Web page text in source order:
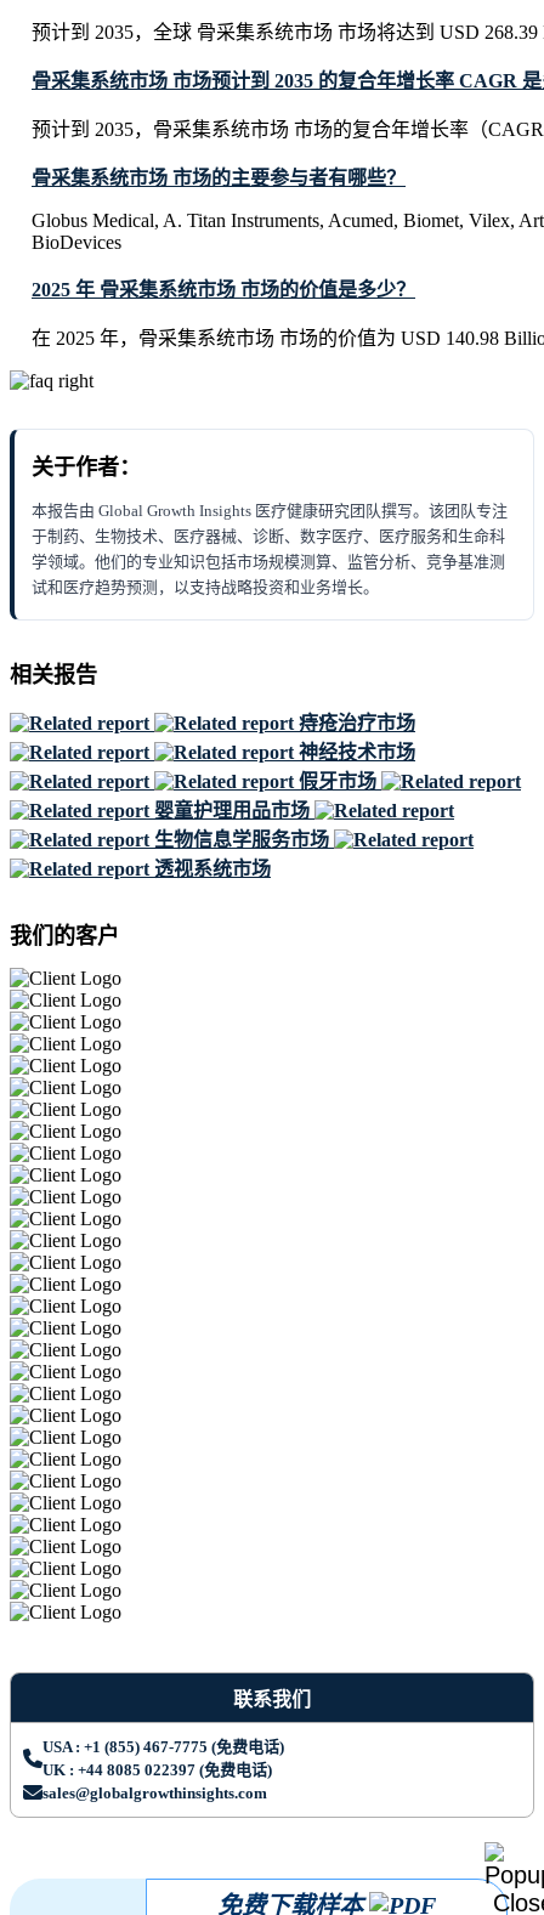
预计到 2035，全球 骨采集系统市场 市场将达到 USD
骨采集系统市场 市场预计到 2035 的复合年增长率 CAGR
预计到 2035，骨采集系统市场 市场的复合年增长率（
骨采集系统市场 市场的主要参与者有哪些？
Globus Medical, A. Titan Instruments, Acumed, Biomet, Vilex,
BioDevices
2025 年 骨采集系统市场 市场的价值是多少？
在 2025 年，骨采集系统市场 市场的价值为 USD 140.98
关于作者：
本报告由 Global Growth Insights 医疗健康研究团队撰写。该团队专注
于制药、生物技术、医疗器械、诊断、数字医疗、医疗服务和生命科
学领域。他们的专业知识包括市场规模测算、监管分析、竞争基准测
试和医疗趋势预测，以支持战略投资和业务增长。
相关报告
痔疮治疗市场
神经技术市场
假牙市场
婴童护理用品市场
生物信息学服务市场
透视系统市场
我们的客户
联系我们
USA : +1 (855) 467-7775 (免费电话)
UK : +44 8085 022397 (免费电话)
sales@globalgrowthinsights.com
免费下载样本